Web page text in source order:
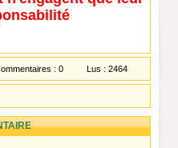
: 0 Lus : 2464